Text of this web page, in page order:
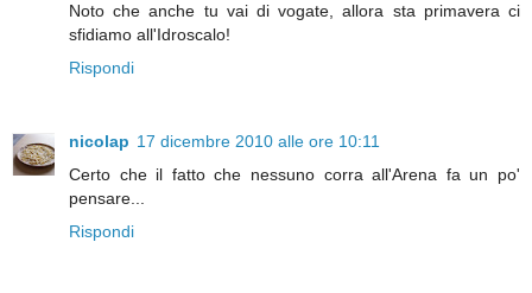
Noto che anche tu vai di vogate, allora sta primavera ci
sfidiamo all'Idroscalo!
Rispondi
nicolap 17 dicembre 2010 alle ore 10:11
Certo che il fatto che nessuno corra all'Arena fa un po'
pensare...
Rispondi